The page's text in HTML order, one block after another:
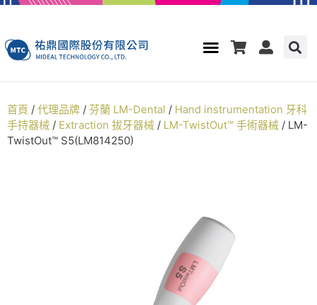
首頁 / 代理品牌 / 芬蘭 LM-Dental / Hand instrumentation 牙科
手持器械 / Extraction 拔牙器械 / LM-TwistOut™ 手術器械 / LM-
TwistOut™ S5(LM814250)